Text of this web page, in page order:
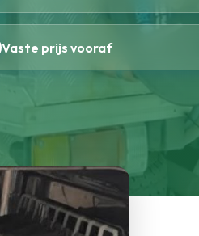
Vaste prijs vooraf